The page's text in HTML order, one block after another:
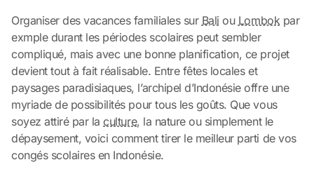
Organiser des vacances familiales sur Bali ou Lombokpar
exmple durant les périodes scolaires peut sembler
compliqué, mais avec une bonne planification, ce projet
devient tout à fait réalisable. Entre fêtes locales et
paysages paradisiaques, l’archipel d’Indonésie offre une
myriade de possibilités pour tous les goûts. Que vous
soyez attiré par laculture, la nature ou simplement le
dépaysement, voici comment tirer le meilleur parti de vos
congés scolaires en Indonésie.